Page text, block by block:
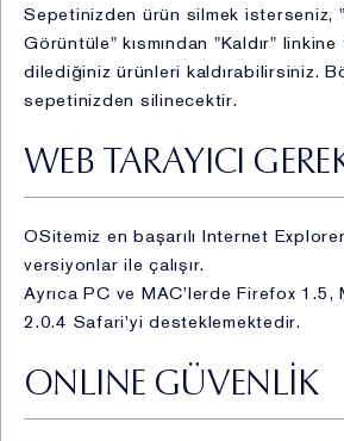
Sepetinizden ürün silmek isterseniz,
Görüntüle" kısmından "Kaldır" linkine
dilediğiniz ürünleri kaldırabilirsiniz.
sepetinizden silinecektir.
WEB TARAYICI
OSitemiz en başarılı Internet
versiyonlar ile çalışır.
Ayrıca PC ve MAC'lerde Firefox 1.5,
2.0.4 Safari'yi desteklemektedir.
ONLINE GÜVENLİK
işlem güvenliği bilgisi, pazarlama
kozmetik ürün kullanım bilgisi, cihaz
ağ bilgisi, cihaz bilgisi) (Hukuki
iv. Ürün pazarlama süreçlerinin
geçmişe dönük alışveriş
analiz edilerek özelleştirilmiş
planlanması ve icrasının yönetimi
lokasyon, müşteri işlem, mesleki
kozmetik ürün kullanım bilgisi,
mac adresi bilgisi, ağ bilgisi, cihaz
sebep: açık rıza)
süreçleri ve iletişim faaliyetlerinin
kapsamında elektronik ticari iletilerin
(kampanya, reklam, promosyon,